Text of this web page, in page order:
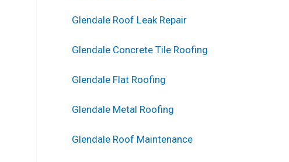
Glendale Roof Leak Repair
Glendale Concrete Tile Roofing
Glendale Flat Roofing
Glendale Metal Roofing
Glendale Roof Maintenance